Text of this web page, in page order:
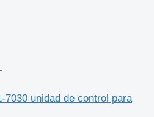
7030 unidad de control para